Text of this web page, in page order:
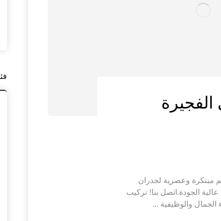
مبتكرة وعصرية لجدران
الجودة.اتصل بنا! تركيب
والوظيفية ...